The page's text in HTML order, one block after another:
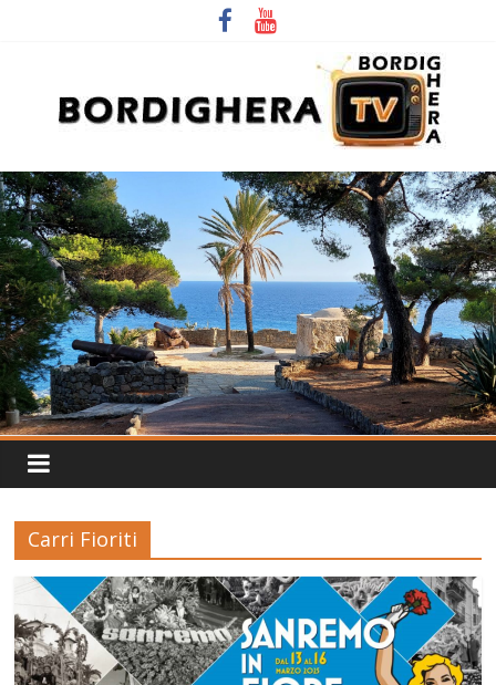
Carri Fioriti